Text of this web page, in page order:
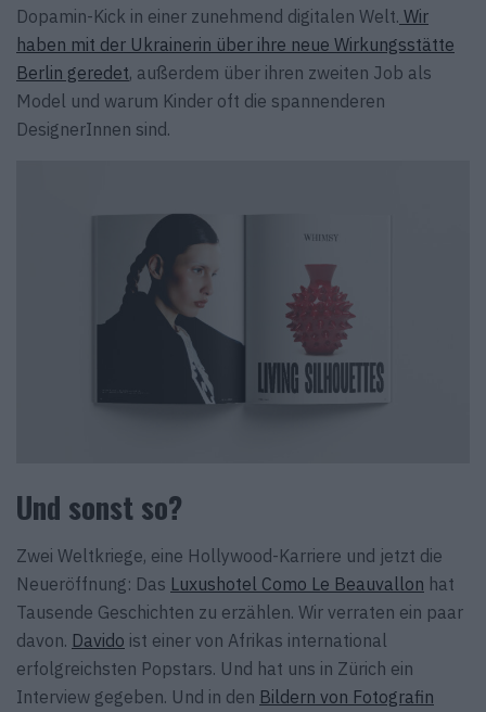
Dopamin-Kick in einer zunehmend digitalen Welt. Wir
haben mit der Ukrainerin über ihre neue Wirkungsstätte
Berlin geredet, außerdem über ihren zweiten Job als
Model und warum Kinder oft die spannenderen
DesignerInnen sind.
Und sonst so?
Zwei Weltkriege, eine Hollywood-Karriere und jetzt die
Neueröffnung: Das Luxushotel Como Le Beauvallon hat
Tausende Geschichten zu erzählen. Wir verraten ein paar
davon. Davido ist einer von Afrikas international
erfolgreichsten Popstars. Und hat uns in Zürich ein
Interview gegeben. Und in den Bildern von Fotografin